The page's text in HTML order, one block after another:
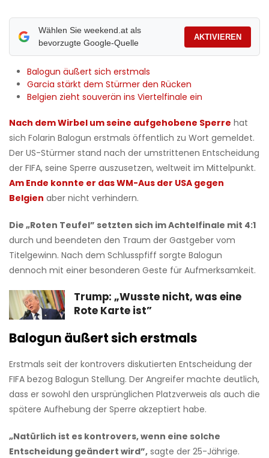
Wählen Sie weekend.at als
bevorzugte Google-Quelle
AKTIVIEREN
​Balogun äußert sich erstmals
​Garcia stärkt dem Stürmer den Rücken
​Belgien zieht souverän ins Viertelfinale ein
Nach dem Wirbel um seine aufgehobene Sperre hat
sich Folarin Balogun erstmals öffentlich zu Wort gemeldet.
Der US-Stürmer stand nach der umstrittenen Entscheidung
der FIFA, seine Sperre auszusetzen, weltweit im Mittelpunkt.
Am Ende konnte er das WM-Aus der USA gegen
Belgien aber nicht verhindern.
Die „Roten Teufel” setzten sich im Achtelfinale mit 4:1
durch und beendeten den Traum der Gastgeber vom
Titelgewinn. Nach dem Schlusspfiff sorgte Balogun
dennoch mit einer besonderen Geste für Aufmerksamkeit.
Trump: „Wusste nicht, was eine
Rote Karte ist”
Balogun äußert sich erstmals
Erstmals seit der kontrovers diskutierten Entscheidung der
FIFA bezog Balogun Stellung. Der Angreifer machte deutlich,
dass er sowohl den ursprünglichen Platzverweis als auch die
spätere Aufhebung der Sperre akzeptiert habe.
„Natürlich ist es kontrovers, wenn eine solche
Entscheidung geändert wird”, sagte der 25-Jährige.